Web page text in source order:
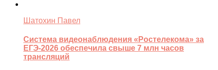
Шатохин Павел
Система видеонаблюдения «Ростелекома» за
ЕГЭ-2026 обеспечила свыше 7 млн часов
трансляций